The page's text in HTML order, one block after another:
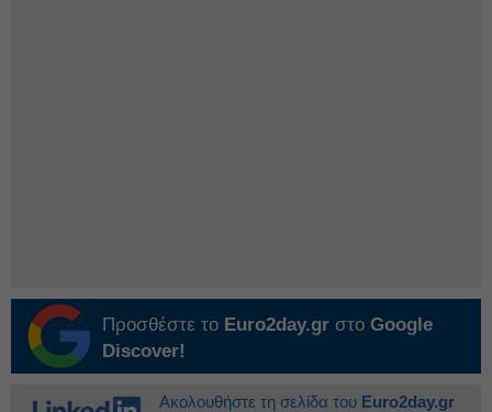
Προσθέστε το Euro2day.gr στο Google
Discover!
Ακολουθήστε τη σελίδα του Euro2day.gr